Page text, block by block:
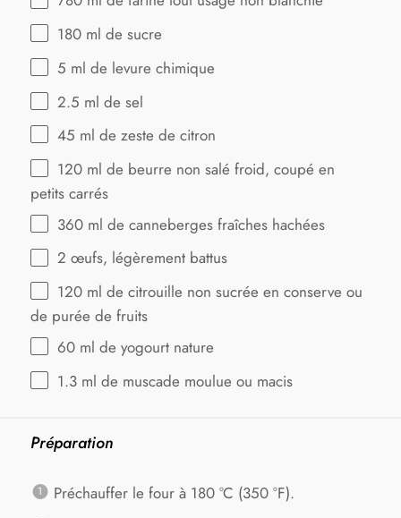
180 ml de sucre
5 ml de levure chimique
2.5 ml de sel
45 ml de zeste de citron
120 ml de beurre non salé froid, coupé en
petits carrés
360 ml de canneberges fraîches hachées
2 œufs, légèrement battus
120 ml de citrouille non sucrée en conserve ou
de purée de fruits
60 ml de yogourt nature
1.3 ml de muscade moulue ou macis
Préparation
Préchauffer le four à 180 °C (350 °F).